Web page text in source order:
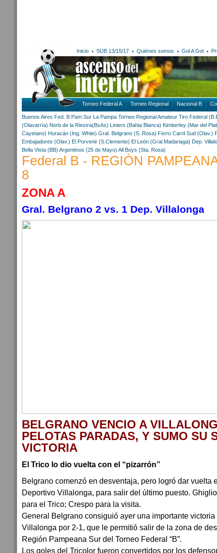
Inicio SUB 13/15/17 Quiénes somos Gol A Gol
Torneo Federal A Torneo Regional Nacional B
Buenos Aires Fed. B Pam.Sur La Pampa Torneo Regional Amateur Tiro Federal
(Olavarría) Norb.de la Riestra(BsAs) Liniers (Bahia Blanca) Kimberley (Mar del
Cayetano) Huracán (Ing. White) Gral. Belgrano (S. Rosa) Ferro Carril Sud (Olav.)
Embajadores (Olav.) El Porvenir (S.Clemente) El León (Gral.Madariaga) Dep.
Bella Vista (BB) Argentinos (25 de Mayo) All Boys (Sta. Rosa)
Federal B - REGIÓN
8
ZONA A
Gral. Belgrano 2 vs. 1 Dep. Villalonga
BELGRANO VENCIO A
PELOTAS PARADAS, Y SUMO SU
VICTORIA
El Trico lo dio vuelta con el “pizarrón”
Belgrano comenzó en desventaja, pero logró dar vuelta
Deportivo Villalonga, para salir del último puesto.
para el Trico; Crespo para la visita.
General Belgrano consiguió ayer una importante
Villalonga por 2-1, que le permitió salir de la zona de
Región Pampeana Sur del Torneo Federal “B”.
Los goles del Tricolor fueron convertidos por los